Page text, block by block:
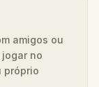
amigos ou
no
próprio